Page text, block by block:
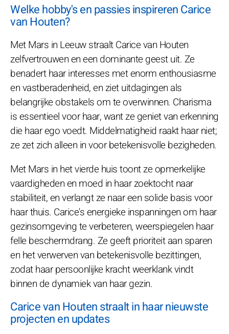
Welke hobby's en passies inspireren Carice
van Houten?
Met Mars in Leeuw straalt Carice van Houten
zelfvertrouwen en een dominante geest uit. Ze
benadert haar interesses met enorm enthousiasme
en vastberadenheid, en ziet uitdagingen als
belangrijke obstakels om te overwinnen. Charisma
is essentieel voor haar, want ze geniet van erkenning
die haar ego voedt. Middelmatigheid raakt haar niet;
ze zet zich alleen in voor betekenisvolle bezigheden.
Met Mars in het vierde huis toont ze opmerkelijke
vaardigheden en moed in haar zoektocht naar
stabiliteit, en verlangt ze naar een solide basis voor
haar thuis. Carice's energieke inspanningen om haar
gezinsomgeving te verbeteren, weerspiegelen haar
felle beschermdrang. Ze geeft prioriteit aan sparen
en het verwerven van betekenisvolle bezittingen,
zodat haar persoonlijke kracht weerklank vindt
binnen de dynamiek van haar gezin.
Carice van Houten straalt in haar nieuwste
projecten en updates